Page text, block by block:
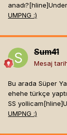
anadı?[hline]
UMPNG :)
Sum41
Mesaj
Bu arada Süper
ehehe türkçe
SS yollicam[hline]
UMPNG :)